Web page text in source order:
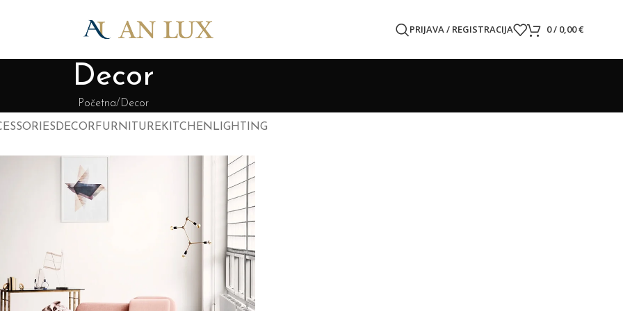
PRIJAVA / REGISTRACIJA 0/ 0,00€
Decor
Početna Decor
DECOR FURNITUREKITCHEN LIGHTING